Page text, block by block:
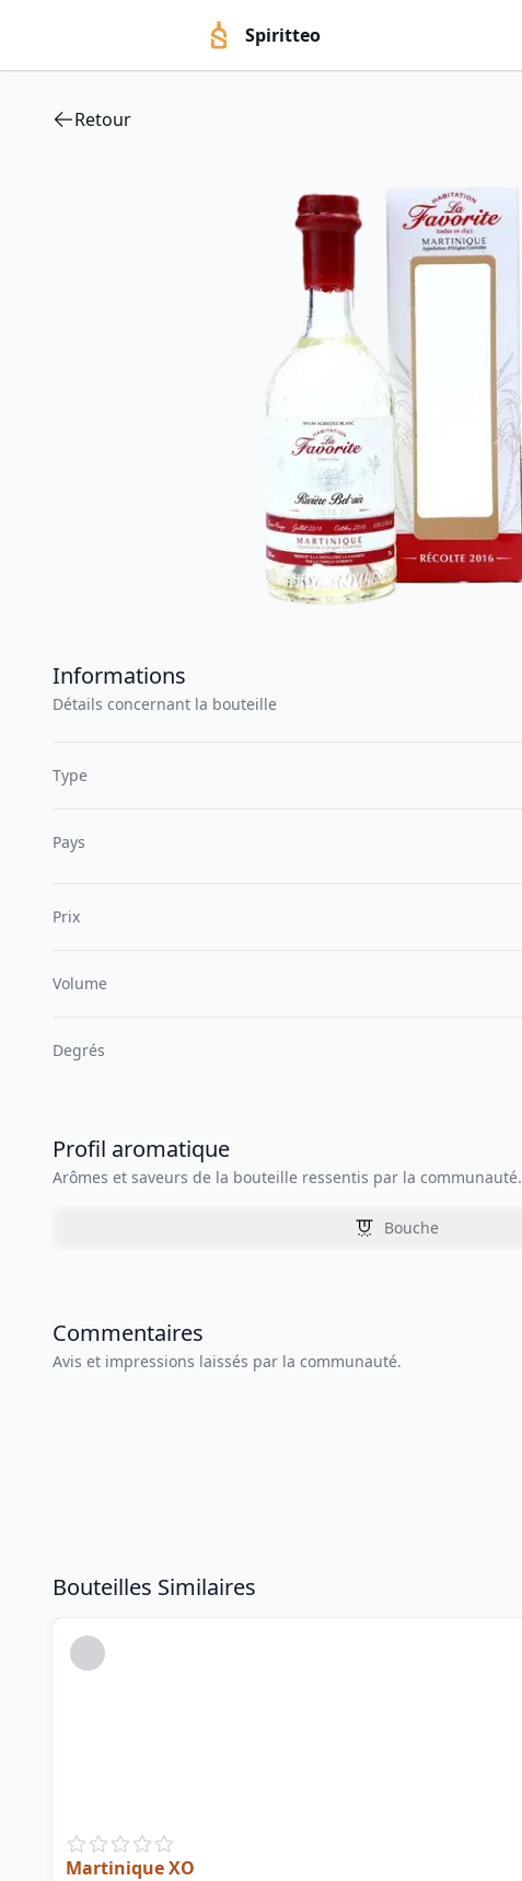
Spiritteo
Retour
Informations
Détails concernant la bouteille
Type
Pays
Prix
Volume
Degrés
Profil aromatique
Arômes et saveurs de la bouteille ressentis par la communauté.
Bouche
Commentaires
Avis et impressions laissés par la communauté.
Bouteilles Similaires
Martinique XO